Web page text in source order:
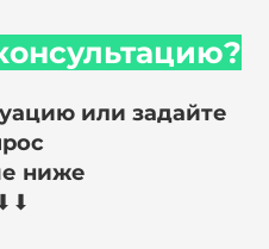
или задайте
ниже